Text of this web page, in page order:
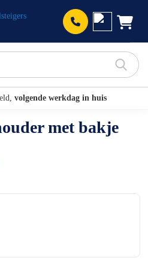
volgende werkdag in huis
onze Actiepagina
een
met bakje